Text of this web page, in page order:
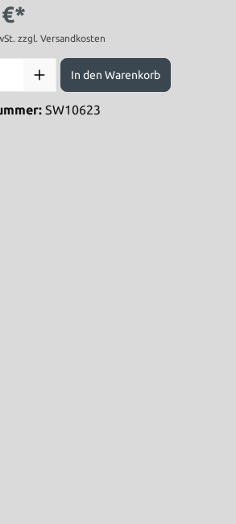
zzgl. Versandkosten
In den Warenkorb
SW10623